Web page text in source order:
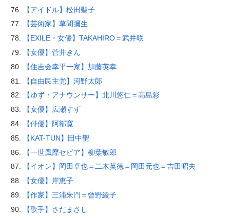
【アイドル】松田聖子
【芸術家】草間彌生
【EXILE・女優】TAKAHIRO＝武井咲
【女優】菅井きん
【住吉会幸平一家】加藤英幸
【自由民主党】河野太郎
【ゆず・アナウンサー】北川悠仁＝高島彩
【女優】広瀬すず
【俳優】阿部寛
【KAT-TUN】田中聖
【一世風靡セピア】柳葉敏郎
【イオン】岡田卓也＝二木英徳＝岡田元也＝吉田昭夫
【女優】岸恵子
【作家】三浦朱門＝曾野綾子
【歌手】さだまさし